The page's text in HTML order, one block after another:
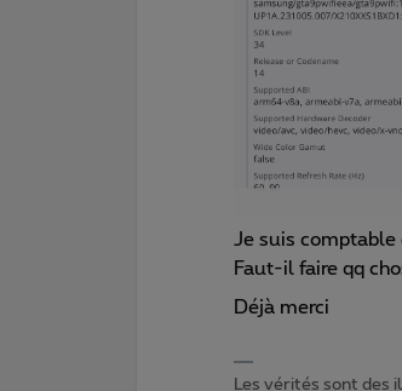
Je suis comptable
Faut-il faire qq
Déjà merci
Les vérités sont des